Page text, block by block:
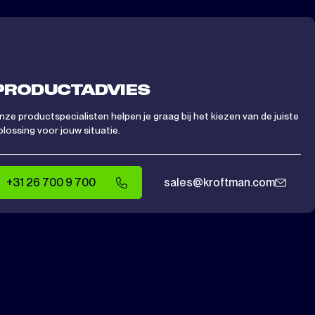
productspecialisten helpen je graag bij het kiezen van de juiste
voor jouw situatie.
+31 26 700 9 700 sales@kroftman.com